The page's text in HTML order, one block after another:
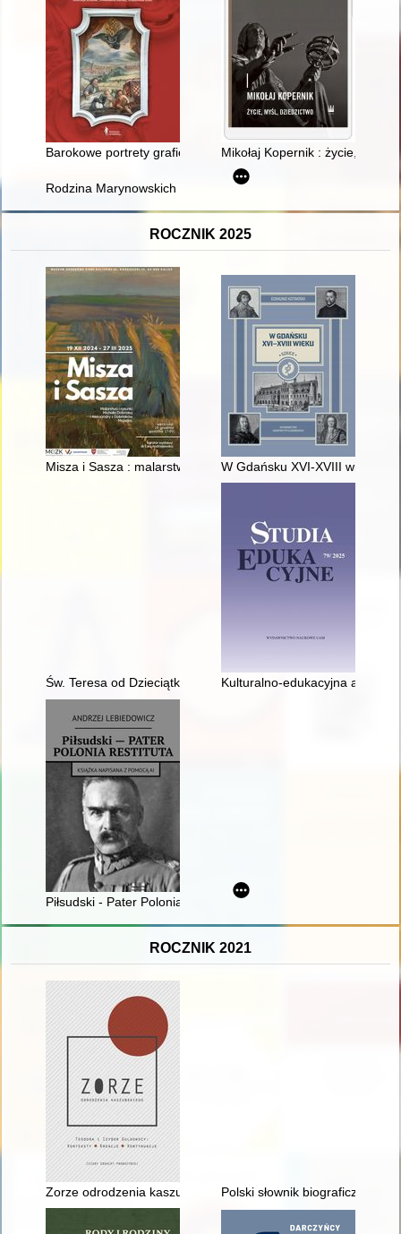
Barokowe portrety graficzne duchownych kościołów Pokoju w
Mikołaj Kopernik : życie, myśl,
Rodzina Marynowskich : gałąź sandomierska w XIX/XX wieku
ROCZNIK 2025
Misza i Sasza : malarstwo i rysunki Michała Dobriaka i
W Gdańsku XVI-XVIII wieku :
Św. Teresa od Dzieciątka JezusKulturalno-edukacyjna
Piłsudski - Pater Polonia Restituta
ROCZNIK 2021
Zorze odrodzenia kaszubskiego : Teodora i Izydor
Polski słownik biograficzny. T.